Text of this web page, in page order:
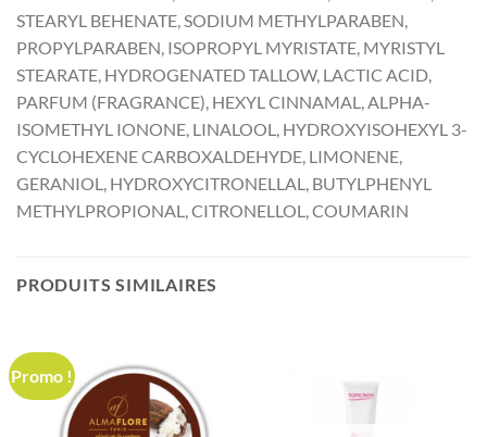
STEARYL BEHENATE, SODIUM METHYLPARABEN,
PROPYLPARABEN, ISOPROPYL MYRISTATE, MYRISTYL
STEARATE, HYDROGENATED TALLOW, LACTIC ACID,
PARFUM (FRAGRANCE), HEXYL CINNAMAL, ALPHA-
ISOMETHYL IONONE, LINALOOL, HYDROXYISOHEXYL 3-
CYCLOHEXENE CARBOXALDEHYDE, LIMONENE,
GERANIOL, HYDROXYCITRONELLAL, BUTYLPHENYL
METHYLPROPIONAL, CITRONELLOL, COUMARIN
PRODUITS SIMILAIRES
Promo !